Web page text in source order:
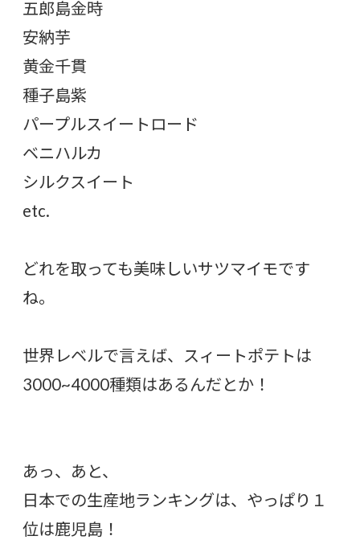
五郎島金時
安納芋
黄金千貫
種子島紫
パープルスイートロード
ベニハルカ
シルクスイート
etc.
どれを取っても美味しいサツマイモです
ね。
世界レベルで言えば、スィートポテトは
3000~4000種類はあるんだとか！
あっ、あと、
日本での生産地ランキングは、やっぱり１
位は鹿児島！